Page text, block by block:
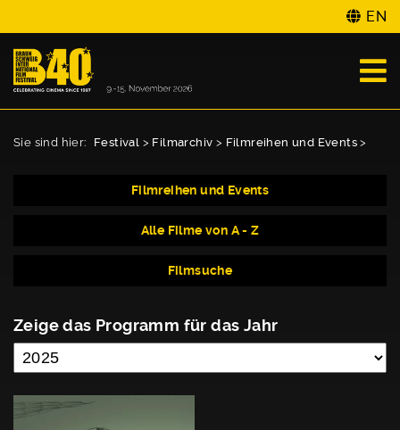
EN
Sie sind hier: Festival > Filmarchiv > Filmreihen und Events >
Filmreihen und Events
Alle Filme von A - Z
Filmsuche
Zeige das Programm für das Jahr